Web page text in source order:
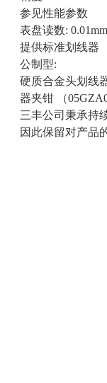
参见性能参数
表盘读数: 0.01mm
提供标准划线器
公制型:
硬质合金头划线
器夹钳 （
三丰公司秉承持
因此保留对产品